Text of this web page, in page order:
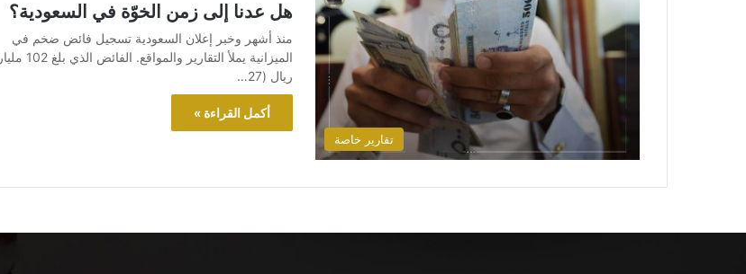
تقارير خاصة
هل عدنا إلى زمن الخوّة في السعودية؟
منذ أشهر وخبر إعلان السعودية تسجيل فائض ضخم في
الميزانية يملأ التقارير والمواقع. الفائض الذي بلغ 102 مليار
ريال (27…
أكمل القراءة »